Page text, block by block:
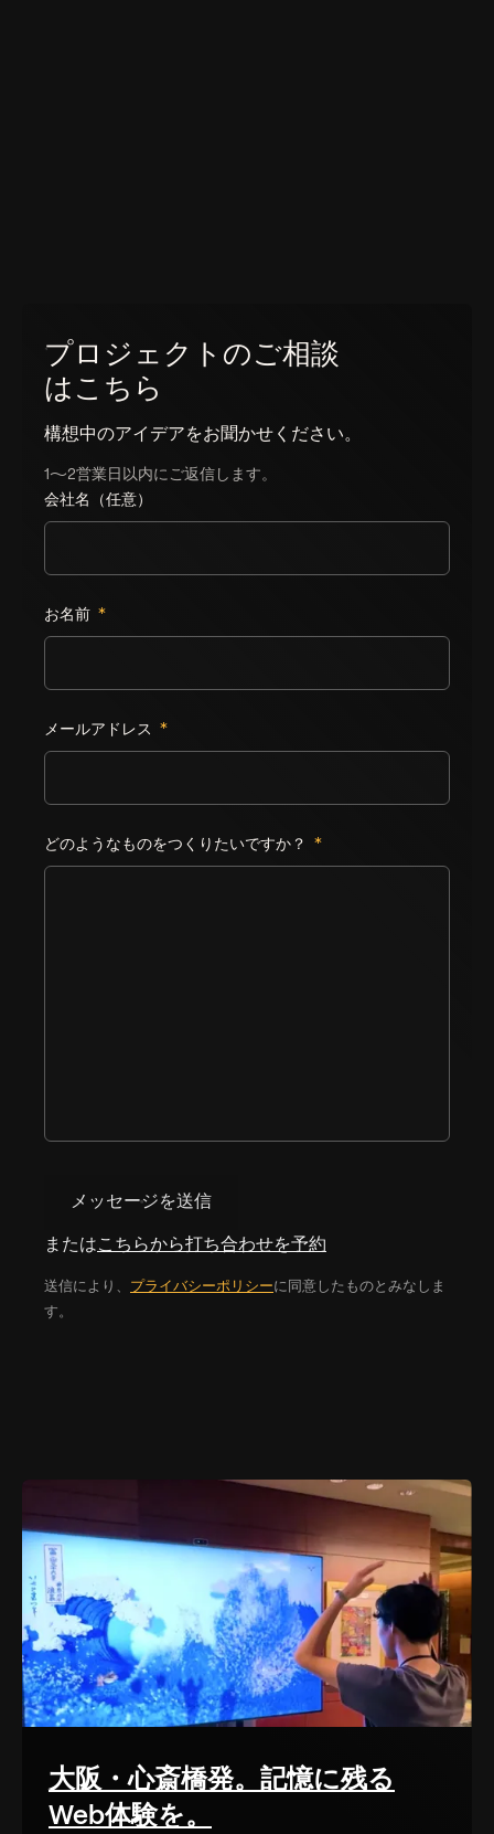
プロジェクトのご相談
はこちら
構想中のアイデアをお聞かせください。
1〜2営業日以内にご返信します。
Leave this field empty
会社名（任意）
お名前 *
メールアドレス *
どのようなものをつくりたいですか？ *
メッセージを送信
または こちらから打ち合わせを予約
送信により、 プライバシーポリシーに同意したものとみなしま
す。
大阪・心斎橋発。記憶に残る
Web体験を。